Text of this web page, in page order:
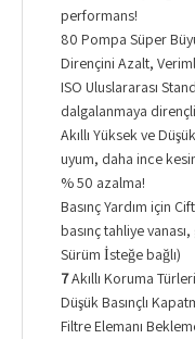
performans!
80 Pompa Süper
Dirençini Azalt,
ISO Uluslararası
dalgalanmaya
Akıllı Yüksek ve
uyum, daha ince
% 50 azalma!
Basınç Yardım için
basınç tahliye
Sürüm İsteğe bağlı)
7Akıllı Koruma
Düşük Basınçlı
Filtre Elemanı